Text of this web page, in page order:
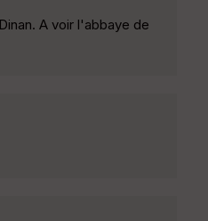
A voir l'abbaye de